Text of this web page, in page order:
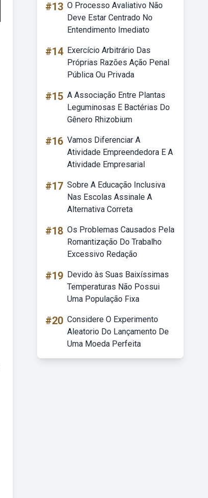
#13 O Processo Avaliativo Não
Deve Estar Centrado No
Entendimento Imediato
#14 Exercício Arbitrário Das
Próprias Razões Ação Penal
Pública Ou Privada
#15 A Associação Entre Plantas
Leguminosas E Bactérias Do
Gênero Rhizobium
#16 Vamos Diferenciar A
Atividade Empreendedora E A
Atividade Empresarial
#17 Sobre A Educação Inclusiva
Nas Escolas Assinale A
Alternativa Correta
#18 Os Problemas Causados Pela
Romantização Do Trabalho
Excessivo Redação
#19 Devido às Suas Baixíssimas
Temperaturas Não Possui
Uma População Fixa
#20 Considere O Experimento
Aleatorio Do Lançamento De
Uma Moeda Perfeita